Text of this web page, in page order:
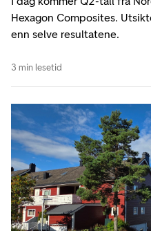
Hexagon Composites.
enn selve resultatene.
3 min lesetid